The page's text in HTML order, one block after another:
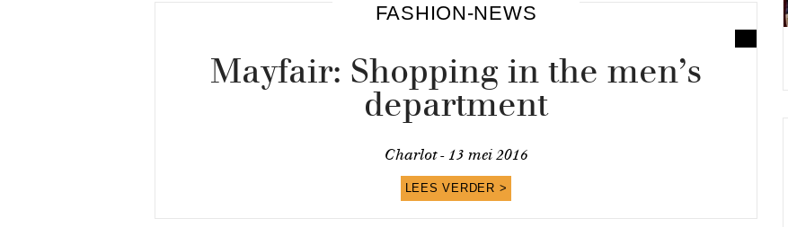
FASHION-NEWS
Mayfair: Shopping in the men’s
department
Charlot - 13 mei 2016
LEES VERDER >